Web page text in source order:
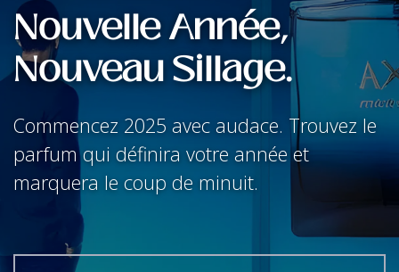
Nouvelle Année,
Nouveau Sillage.
Commencez 2025 avec audace. Trouvez le
parfum qui définira votre année et
marquera le coup de minuit.